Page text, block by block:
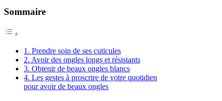
Sommaire
1. Prendre soin de ses cuticules
2. Avoir des ongles longs et résistants
3. Obtenir de beaux ongles blancs
4. Les gestes à proscrire de votre quotidien
pour avoir de beaux ongles